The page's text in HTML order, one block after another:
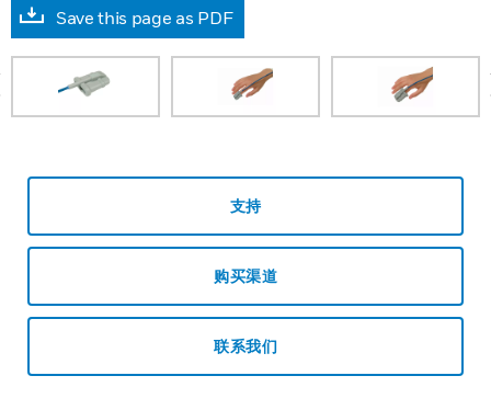
Save this page as PDF
支持
购买渠道
联系我们